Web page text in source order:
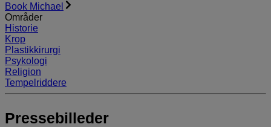
Book Michael
Områder
Historie
Krop
Plastikkirurgi
Psykologi
Religion
Tempelriddere
Pressebilleder